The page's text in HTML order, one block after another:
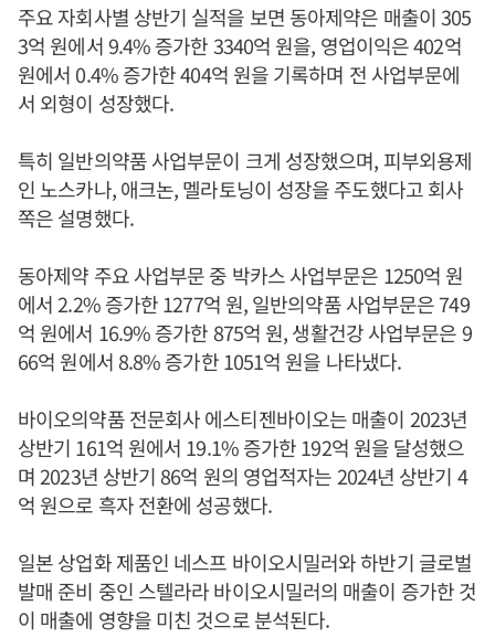
주요 자회사별 상반기 실적을 보면 동아제약은 매출이 305
3억 원에서 9.4% 증가한 3340억 원을, 영업이익은 402억
원에서 0.4% 증가한 404억 원을 기록하며 전 사업부문에
서 외형이 성장했다.
특히 일반의약품 사업부문이 크게 성장했으며, 피부외용제
인 노스카나, 애크논, 멜라토닝이 성장을 주도했다고 회사
쪽은 설명했다.
동아제약 주요 사업부문 중 박카스 사업부문은 1250억 원
에서 2.2% 증가한 1277억 원, 일반의약품 사업부문은 749
억 원에서 16.9% 증가한 875억 원, 생활건강 사업부문은 9
66억 원에서 8.8% 증가한 1051억 원을 나타냈다.
바이오의약품 전문회사 에스티젠바이오는 매출이 2023년
상반기 161억 원에서 19.1% 증가한 192억 원을 달성했으
며 2023년 상반기 86억 원의 영업적자는 2024년 상반기 4
억 원으로 흑자 전환에 성공했다.
일본 상업화 제품인 네스프 바이오시밀러와 하반기 글로벌
발매 준비 중인 스텔라라 바이오시밀러의 매출이 증가한 것
이 매출에 영향을 미친 것으로 분석된다.